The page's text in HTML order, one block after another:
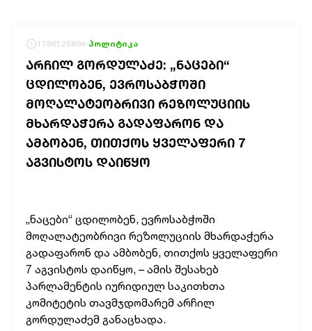
1786126894 პოლიტიკა
ᲐᲠᲩᲘᲚ ᲒᲝᲠᲓᲣᲚᲐᲫᲔ: „ᲜᲐᲪᲔᲑᲘ“
ᲪᲓᲘᲚᲝᲑᲔᲜ, ᲔᲕᲠᲝᲡᲐᲑᲭᲝᲨᲘ
ᲛᲝᲦᲐᲚᲐᲢᲔᲝᲑᲠᲘᲕᲘ ᲠᲔᲖᲝᲚᲣᲪᲘᲘᲡ
ᲛᲮᲐᲠᲓᲐᲭᲔᲠᲐ ᲒᲐᲓᲐᲤᲐᲠᲝᲜ ᲓᲐ
ᲐᲛᲑᲝᲑᲔᲜ, ᲗᲘᲗᲥᲝᲡ ᲧᲕᲔᲚᲐᲤᲔᲠᲘ 7
ᲐᲒᲕᲘᲡᲢᲝᲡ ᲓᲐᲘᲬᲧᲝ
„ნაცები“ ცდილობენ, ევროსაბჭოში
მოღალატეობრივი რეზოლუციის მხარდაჭერა
გადაფარონ და ამბობენ, თითქოს ყველაფერი
7 აგვისტოს დაიწყო, – ამის შესახებ
პარლამენტის იურიდიულ საკითხთა
კომიტეტის თავმჯდომარემ არჩილ
გორდულაძემ განაცხადა.